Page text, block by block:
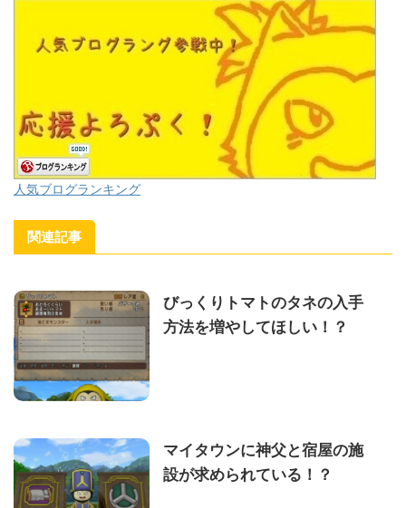
人気ブログランキング
関連記事
びっくりトマトのタネの入手
方法を増やしてほしい！？
マイタウンに神父と宿屋の施
設が求められている！？